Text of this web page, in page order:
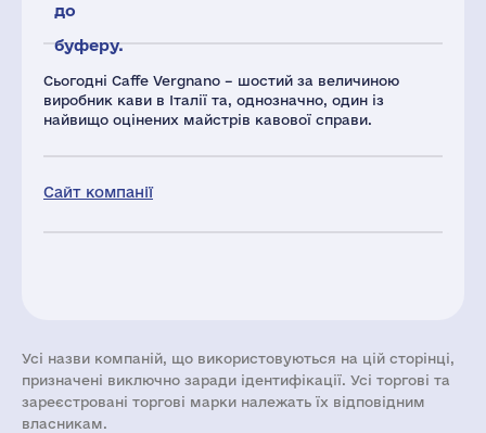
Сьогодні Caffe Vergnano – шостий за величиною
виробник кави в Італії та, однозначно, один із
найвищо оцінених майстрів кавової справи.
Сайт компанії
до
буферу.
Усі назви компаній, що використовуються на цій сторінці,
призначені виключно заради ідентифікації. Усі торгові та
зареєстровані торгові марки належать їх відповідним
власникам.